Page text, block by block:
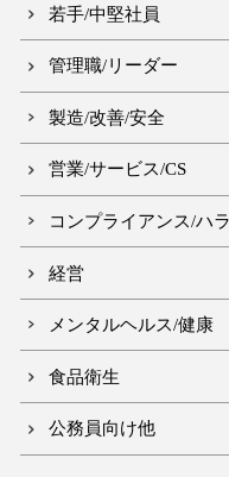
若手/中堅社員
管理職/リーダー
製造/改善/安全
営業/サービス/CS
コンプライアンス/ハ
経営
メンタルヘルス/健康
食品衛生
公務員向け他